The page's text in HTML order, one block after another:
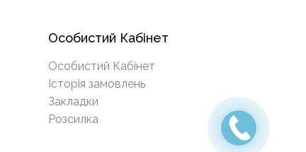
Особистий Кабінет
Особистий Кабінет
Історія замовлень
Закладки
Розсилка